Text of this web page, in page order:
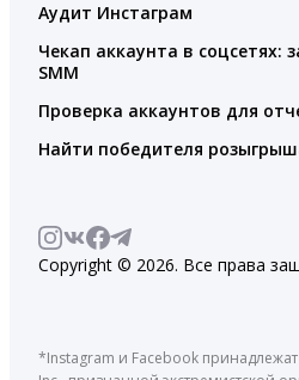
Аудит Инстаграм
Чекап аккаунта в соцсетях:
SMM
Проверка аккаунтов для
Найти победителя
Copyright © 2026. Все права
*Instagram и Facebook